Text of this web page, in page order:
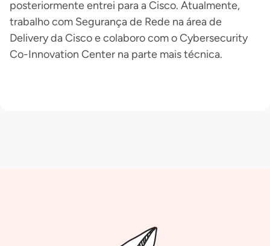
posteriormente entrei para a Cisco. Atualmente,
trabalho com Segurança de Rede na área de
Delivery da Cisco e colaboro com o Cybersecurity
Co-Innovation Center na parte mais técnica.